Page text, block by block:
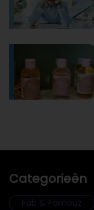
Categorieën
Fab & Famouz